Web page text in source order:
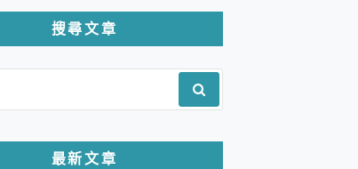
2.5K高畫質戶外攝影機 開箱 評
PC
整開箱評價
搜尋文章
最新文章